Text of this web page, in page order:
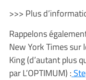
>>> Plus
Rappelons
New York Times sur
King (d’autant plus
par L’OPTIMUM) :